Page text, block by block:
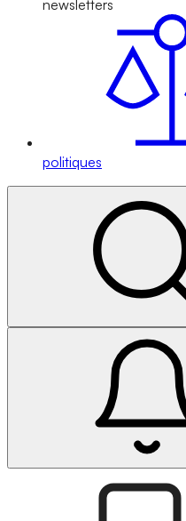
newsletters
politiques